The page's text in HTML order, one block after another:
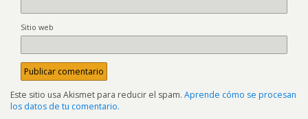
Sitio web
Este sitio usa Akismet para reducir el spam. Aprende cómo se procesan
los datos de tu comentario.